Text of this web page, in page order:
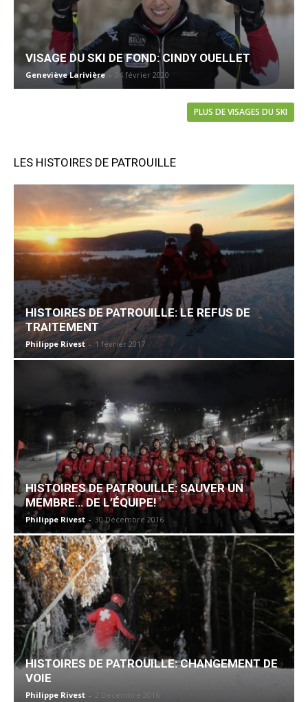
VISAGE DU SKI DE FOND: CINDY OUELLET
Geneviève Larivière - 24 février 2020
PLUS DE VISAGES DU SKI
LES HISTOIRES DE PATROUILLE
HISTOIRES DE PATROUILLE: LE REFUS DE
TRAITEMENT
Philippe Rivest - 1 février 2017
HISTOIRES DE PATROUILLE: SAUVER UN
MEMBRE… DE L’ÉQUIPE!
Philippe Rivest - 30 Décembre 2016
HISTOIRES DE PATROUILLE: CHANGEMENT DE
VOIE
Philippe Rivest - 2 Décembre 2016